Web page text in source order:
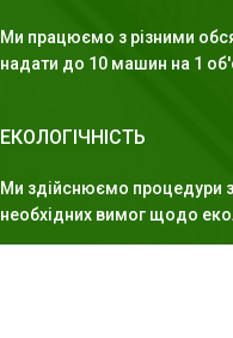
Ми працюємо з різними
надати до 10 машин на 1
ЕКОЛОГІЧНІСТЬ
Ми здійснюємо процедури
необхідних вимог щодо